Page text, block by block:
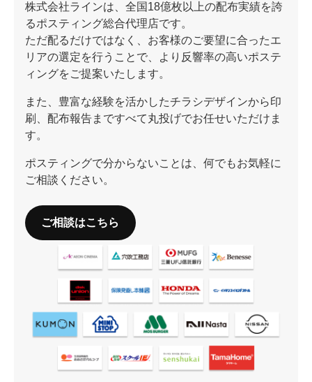
株式会社ラインは、全国18億枚以上の配布実績を誇
るポスティング総合代理店です。
ただ配るだけではなく、お客様のご要望に合ったエ
リアの選定を行うことで、より反響率の高いポステ
ィングをご提案いたします。
また、豊富な経験を活かしたチラシデザインから印
刷、配布報告まですべて丸投げでお任せいただけま
す。
ポスティングで分からないことは、何でもお気軽に
ご相談ください。
ご相談はこちら